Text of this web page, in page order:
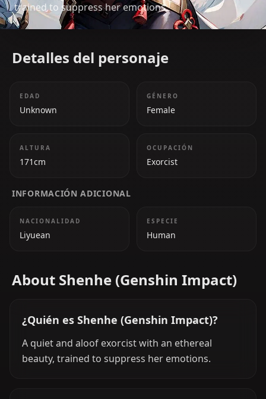
trained to suppress her emotions.
Detalles del personaje
EDAD
Unknown
GÉNERO
Female
ALTURA
171cm
OCUPACIÓN
Exorcist
INFORMACIÓN ADICIONAL
NACIONALIDAD
Liyuean
ESPECIE
Human
About Shenhe (Genshin Impact)
¿Quién es Shenhe (Genshin Impact)?
A quiet and aloof exorcist with an ethereal
beauty, trained to suppress her emotions.